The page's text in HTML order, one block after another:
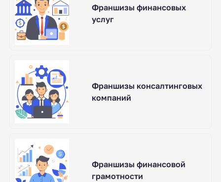
Франшизы финансовых
услуг
Франшизы консалтинговых
компаний
Франшизы финансовой
грамотности